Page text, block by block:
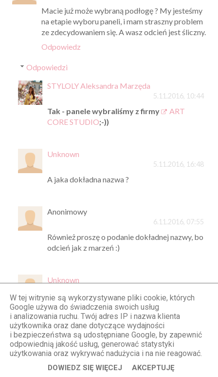
Macie już może wybraną podłogę ? My jesteśmy
na etapie wyboru paneli, i mam straszny problem
ze zdecydowaniem się. A wasz odcień jest śliczny.
Odpowiedz
Odpowiedzi
STYLOLY Aleksandra Marzęda
5.11.2016, 10:44
Tak - panele wybraliśmy z firmy
ART
CORE STUDIO;-))
Unknown
5.11.2016, 16:48
A jaka dokładna nazwa ?
Anonimowy
6.11.2016, 07:55
Również proszę o podanie dokładnej nazwy, bo
odcień jak z marzeń :)
Unknown
To panele? Myślałam, że gres, szukam
dokładnie takiego gresu drewnopodobne ��
Anonimowy
22.02.2017, 21:08
daj znac jaki to panel:)
W tej witrynie są wykorzystywane pliki cookie, których
Google używa do świadczenia swoich usług
i analizowania ruchu. Twój adres IP i nazwa klienta
użytkownika oraz dane dotyczące wydajności
i bezpieczeństwa są udostępniane Google, by zapewnić
odpowiednią jakość usług, generować statystyki
użytkowania oraz wykrywać nadużycia i na nie reagować.
DOWIEDZ SIĘ WIĘCEJ AKCEPTUJĘ